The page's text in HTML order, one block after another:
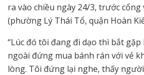
ra vào chiều ngày 24/3, trước cổng
(phường Lý Thái Tổ, quận Hoàn
“Lúc đó tôi đang đi dạo thì bắt
ngoài đứng mua bánh rán với vẻ
lòng. Tôi đứng lại nghe, thấy